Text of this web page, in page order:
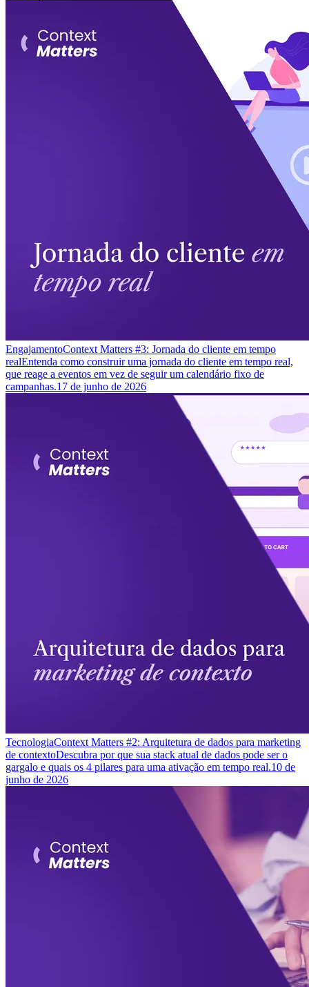
EngajamentoContext Matters #3: Jornada do cliente em tempo
realEntenda como construir uma jornada do cliente em tempo real,
que reage a eventos em vez de seguir um calendário fixo de
campanhas.17 de junho de 2026
TecnologiaContext Matters #2: Arquitetura de dados para marketing
de contextoDescubra por que sua stack atual de dados pode ser o
gargalo e quais os 4 pilares para uma ativação em tempo real.10 de
junho de 2026